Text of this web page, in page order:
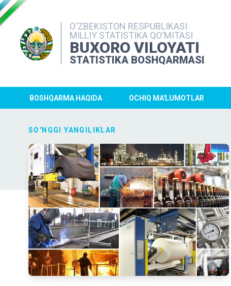
O‘ZBEKISTON RESPUBLIKASI
MILLIY STATISTIKA QO‘MITASI
BUXORO VILOYATI
STATISTIKA BOSHQARMASI
BOSHQARMA HAQIDA OCHIQ MA'LUMOTLAR
SO'NGGI YANGILIKLAR